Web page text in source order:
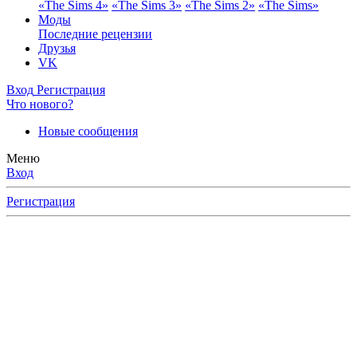
«The Sims 4» «The Sims 3» «The Sims 2» «The Sims»
Моды
Последние рецензии
Друзья
VK
Вход Регистрация
Что нового?
Новые сообщения
Меню
Вход
Регистрация